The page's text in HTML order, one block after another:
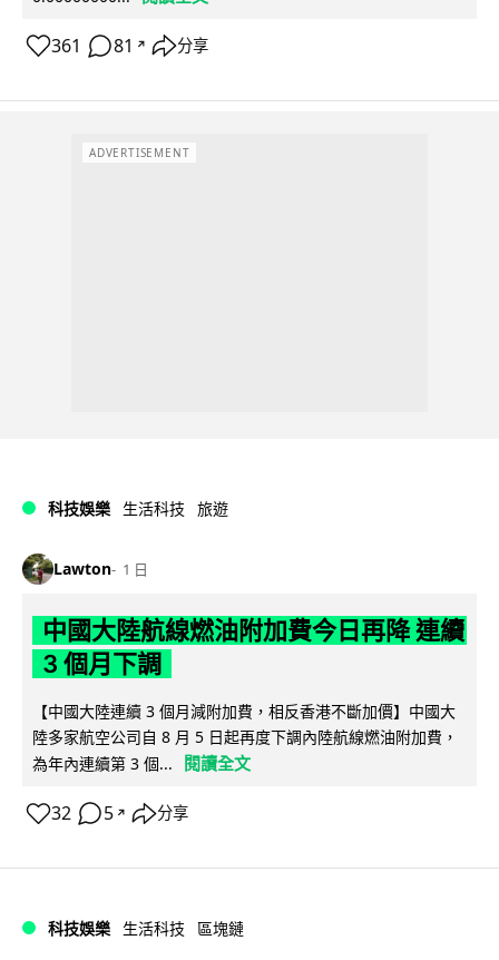
361 81 ↗ 分享
ADVERTISEMENT
科技娛樂 生活科技 旅遊
Lawton 1 日
中國大陸航線燃油附加費今日再降 連續
3 個月下調
【中國大陸連續 3 個月減附加費，相反香港不斷加價】中國大
陸多家航空公司自 8 月 5 日起再度下調內陸航線燃油附加費，
為年內連續第 3 個...
閱讀全文
32 5 ↗ 分享
科技娛樂 生活科技 區塊鏈